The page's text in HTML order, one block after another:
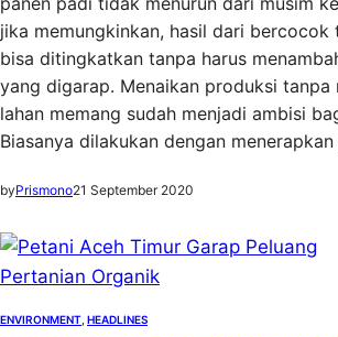
jika memungkinkan, hasil dari bercocok
bisa ditingkatkan tanpa harus
yang digarap. Menaikan produksi tanpa
lahan memang sudah menjadi ambisi
Biasanya dilakukan dengan
byPrismono21 September 2020
ENVIRONMENT HEADLINES